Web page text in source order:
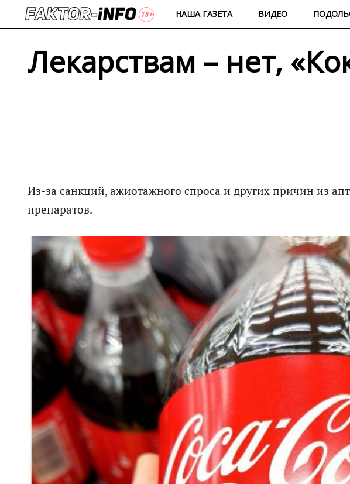
НАША ГАЗЕТА ВИДЕО
Лекарствам – нет,
Из-за санкций, ажиотажного спроса и других причин из
препаратов.